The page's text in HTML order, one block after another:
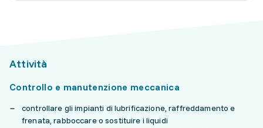
Attività
Controllo e manutenzione meccanica
controllare gli impianti di lubrificazione, raffreddamento e
frenata, rabboccare o sostituire i liquidi